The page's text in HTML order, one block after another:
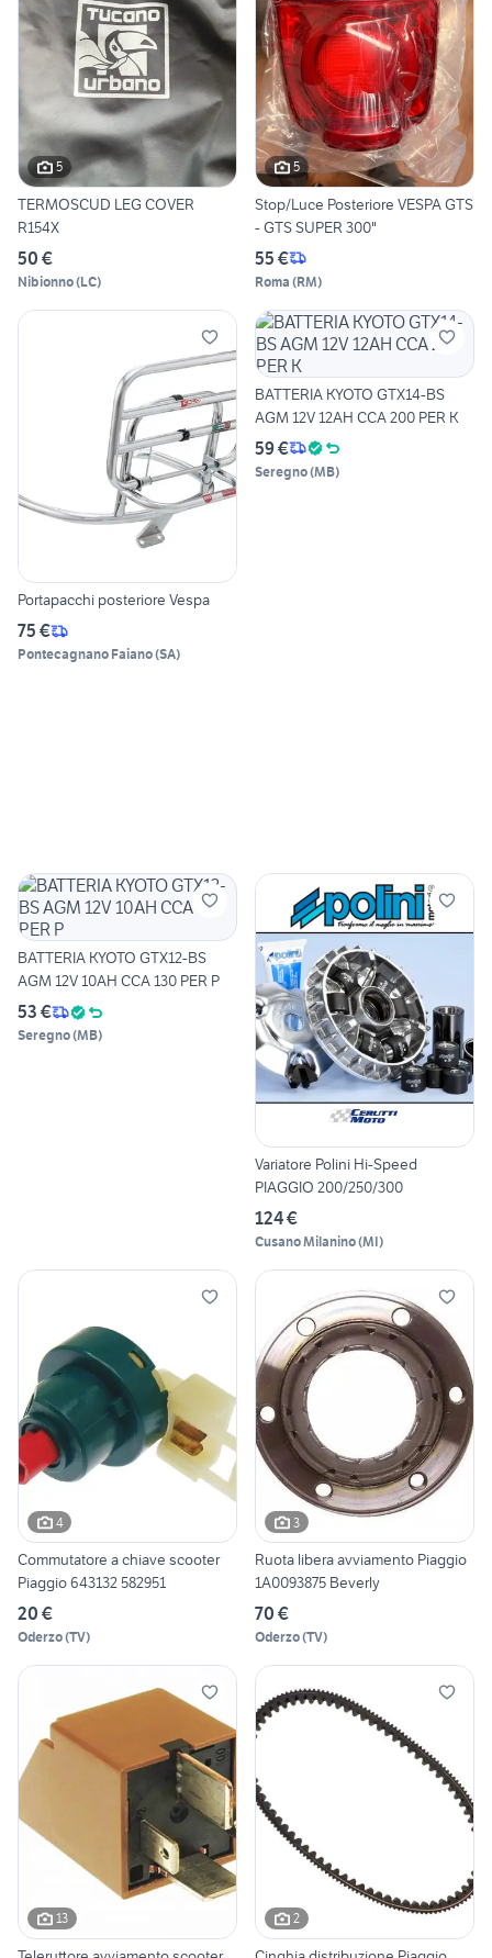
5
TERMOSCUD LEG COVER
R154X
50 €
Nibionno(LC)
5
Stop/Luce Posteriore VESPA GTS
- GTS SUPER 300"
55 €
Roma (RM)
Portapacchi posteriore Vespa
75 €
Pontecagnano Faiano(SA)
BATTERIA KYOTO GTX14-BS
AGM 12V 12AH CCA 200 PER K
59 €
Seregno(MB)
BATTERIA KYOTO GTX12-BS
AGM 12V 10AH CCA 130 PER P
53 €
Seregno(MB)
Variatore Polini Hi-Speed
PIAGGIO 200/250/300
124 €
Cusano Milanino(MI)
4
Commutatore a chiave scooter
Piaggio 643132 582951
20 €
Oderzo(TV)
3
Ruota libera avviamento Piaggio
1A0093875 Beverly
70 €
Oderzo(TV)
13 2